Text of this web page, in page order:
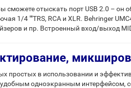
сможете отыскать порт USB 2.0 –
1/4 ""TRS, RCA и XLR. Behringer
и пр. Встроенный вход/выход
простых в использовании и
одноэкранным